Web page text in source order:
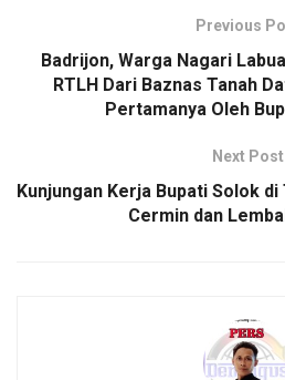
Previous
Badrijon, Warga Nagari
RTLH Dari Baznas Tanah
Pertamanya Oleh
Next Post
Kunjungan Kerja Bupati Solok
Cermin dan